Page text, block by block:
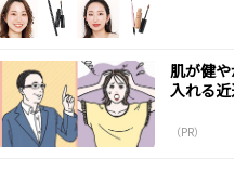
肌が健
入れる
（PR）